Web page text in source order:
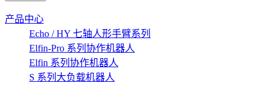
产品中心
Echo / HY 七轴人形手臂系列
Elfin-Pro 系列协作机器人
Elfin 系列协作机器人
S 系列大负载机器人